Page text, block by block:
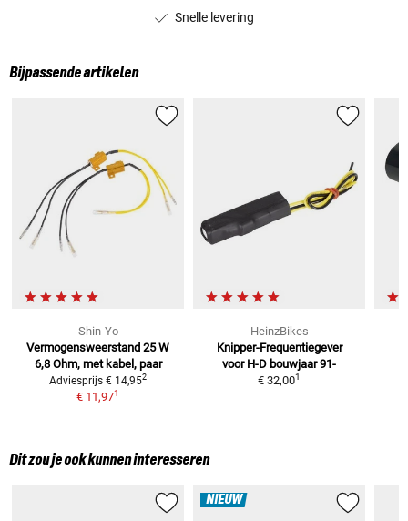
Snelle levering
Bijpassende artikelen
Shin-Yo
Vermogensweerstand 25 W
6,8 Ohm, met kabel, paar
Adviesprijs € 14,952
€ 11,971
HeinzBikes
Knipper-Frequentiegever
voor H-D bouwjaar 91-
€ 32,001
Dit zou je ook kunnen interesseren
NIEUW